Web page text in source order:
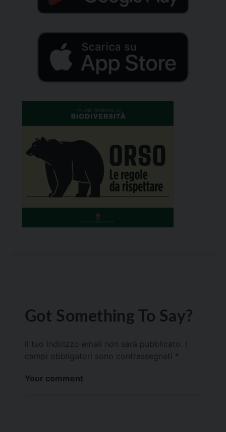
Got Something To Say?
Il tuo indirizzo email non sarà pubblicato.
campi obbligatori sono contrassegnati *
Your comment